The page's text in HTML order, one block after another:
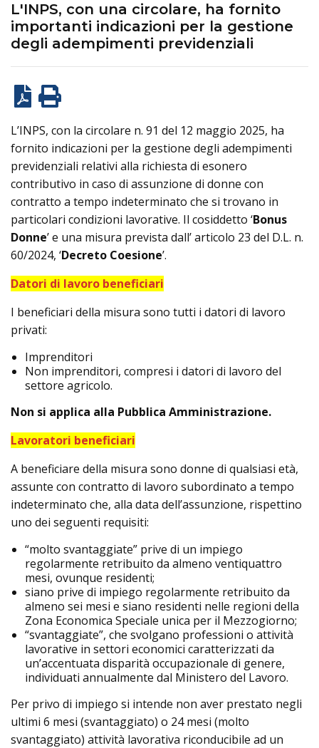
L'INPS, con una circolare, ha fornito
importanti indicazioni per la gestione
degli adempimenti previdenziali
L’INPS, con la circolare n. 91 del 12 maggio 2025, ha
fornito indicazioni per la gestione degli adempimenti
previdenziali relativi alla richiesta di esonero
contributivo in caso di assunzione di donne con
contratto a tempo indeterminato che si trovano in
particolari condizioni lavorative. Il cosiddetto ‘Bonus
Donne’ e una misura prevista dall’ articolo 23 del D.L. n.
60/2024, ‘Decreto Coesione’.
Datori di lavoro beneficiari
I beneficiari della misura sono tutti i datori di lavoro
privati:
Imprenditori
Non imprenditori, compresi i datori di lavoro del
settore agricolo.
Non si applica alla Pubblica Amministrazione.
Lavoratori beneficiari
A beneficiare della misura sono donne di qualsiasi età,
assunte con contratto di lavoro subordinato a tempo
indeterminato che, alla data dell’assunzione, rispettino
uno dei seguenti requisiti:
“molto svantaggiate” prive di un impiego
regolarmente retribuito da almeno ventiquattro
mesi, ovunque residenti;
siano prive di impiego regolarmente retribuito da
almeno sei mesi e siano residenti nelle regioni della
Zona Economica Speciale unica per il Mezzogiorno;
“svantaggiate”, che svolgano professioni o attività
lavorative in settori economici caratterizzati da
un’accentuata disparità occupazionale di genere,
individuati annualmente dal Ministero del Lavoro.
Per privo di impiego si intende non aver prestato negli
ultimi 6 mesi (svantaggiato) o 24 mesi (molto
svantaggiato) attività lavorativa riconducibile ad un